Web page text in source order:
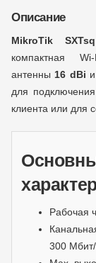
Описание
MikroTik
компактная
антенны 16 dBi
для
клиента или для
Рабочая
300